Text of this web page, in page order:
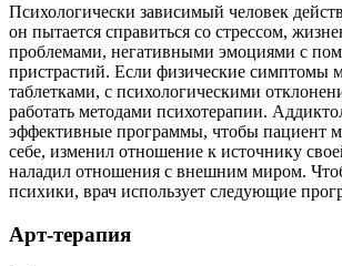
Психологически зависимый человек
он пытается справиться со стрессом,
проблемами, негативными эмоциями с
пристрастий. Если физические симптомы
таблетками, с психологическими
работать методами психотерапии.
эффективные программы, чтобы пациент
себе, изменил отношение к источнику
наладил отношения с внешним миром.
психики, врач использует следующие
Арт-терапия